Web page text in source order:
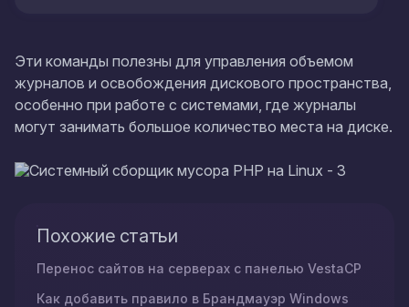
Эти команды полезны для управления объемом
журналов и освобождения дискового пространства,
особенно при работе с системами, где журналы
могут занимать большое количество места на диске.
Похожие статьи
Перенос сайтов на серверах с панелью VestaCP
Как добавить правило в Брандмауэр Windows